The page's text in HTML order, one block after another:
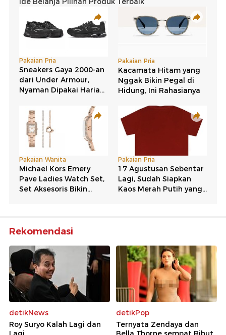
Rekomendasi
detikNews
Roy Suryo Kalah Lagi dan
detikPop
Ternyata Zendaya dan